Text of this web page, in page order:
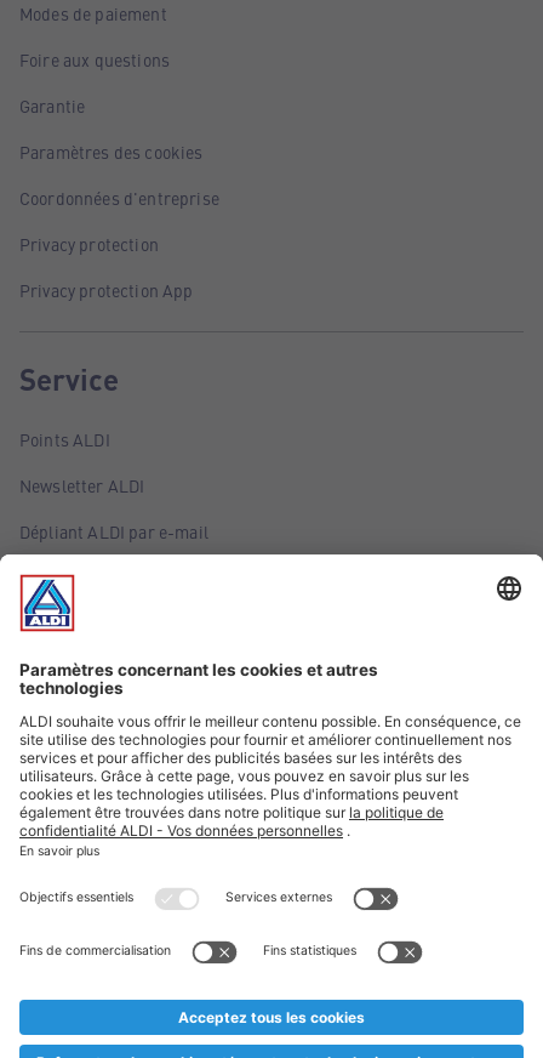
Modes de paiement
Foire aux questions
Garantie
Paramètres des cookies
Coordonnées d'entreprise
Privacy protection
Privacy protection App
Service
Points ALDI
Newsletter ALDI
Dépliant ALDI par e-mail
Offres
Infos essentielles
Suivez ALDI Belgique
Textes marqués d'un astérisque et mentions légales
* Nous vendons ces articles temporairement et jusqu'à
au cas où, malgré le planning bien étudié, nous serions
prématurément en rupture de stock. Prix Recupel et TVA incl.
** Sur ce site, l’utilisation de la forme masculine a été adoptée